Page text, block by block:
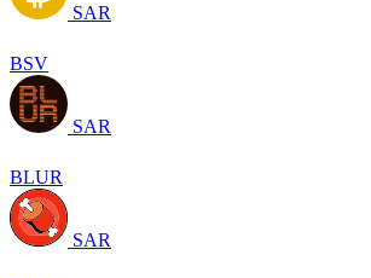
SAR
BSV
SAR
BLUR
SAR